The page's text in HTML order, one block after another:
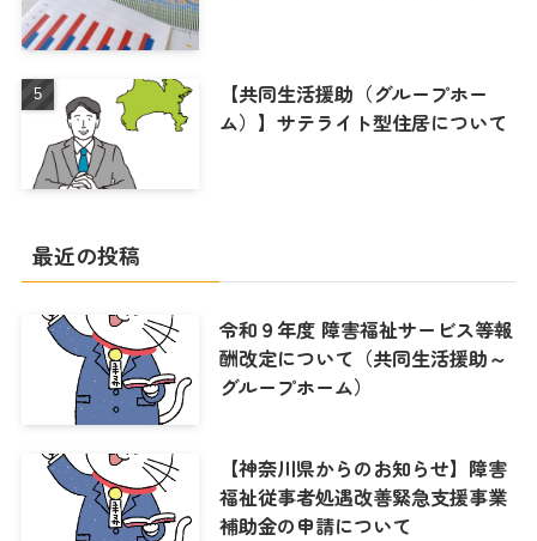
【共同生活援助（グループホー
ム）】サテライト型住居について
最近の投稿
令和９年度 障害福祉サービス等報
酬改定について（共同生活援助～
グループホーム）
【神奈川県からのお知らせ】障害
福祉従事者処遇改善緊急支援事業
補助金の申請について